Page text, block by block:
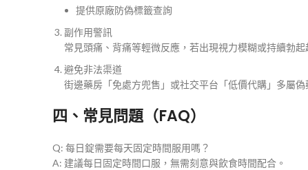
提供原廠防偽標籤查詢
副作用警訊
常見頭痛、背痛等輕微反應，若出現視力模糊或持續勃
避免非法渠道
街邊藥房「免處方兜售」或社交平台「低價代購」多屬
四、常見問題（FAQ）
Q: 每日錠需要每天固定時間服用嗎？
A: 建議每日固定時間口服，無需刻意與飲食時間配合。